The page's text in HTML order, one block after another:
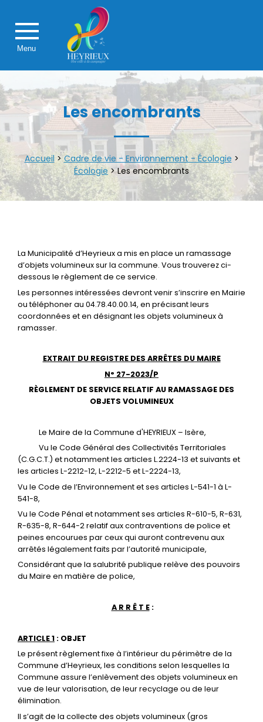
Menu
Les encombrants
Accueil >Cadre de vie - Environnement - Écologie >
Écologie >Les encombrants
La Municipalité d’Heyrieux a mis en place un ramassage
d’objets volumineux sur la commune. Vous trouverez ci-
dessous le règlement de ce service.
Les personnes intéressées devront venir s’inscrire en Mairie
ou téléphoner au 04.78.40.00.14, en précisant leurs
coordonnées et en désignant les objets volumineux à
ramasser.
EXTRAIT DU REGISTRE DES ARRÊTES DU MAIRE
N° 27-2023/P
RÈGLEMENT DE SERVICE RELATIF AU RAMASSAGE DES
OBJETS VOLUMINEUX
Le Maire de la Commune d'HEYRIEUX – Isère,
Vu le Code Général des Collectivités Territoriales
(C.G.C.T.) et notamment les articles L.2224-13 et suivants et
les articles L-2212-12, L-2212-5 et L-2224-13,
Vu le Code de l’Environnement et ses articles L-541-1 à L-
541-8,
Vu le Code Pénal et notamment ses articles R-610-5, R-631,
R-635-8, R-644-2 relatif aux contraventions de police et
peines encourues par ceux qui auront contrevenu aux
arrêtés légalement faits par l’autorité municipale,
Considérant que la salubrité publique relève des pouvoirs
du Maire en matière de police,
A R R Ê T E:
ARTICLE 1 : OBJET
Le présent règlement fixe à l’intérieur du périmètre de la
Commune d’Heyrieux, les conditions selon lesquelles la
Commune assure l’enlèvement des objets volumineux en
vue de leur valorisation, de leur recyclage ou de leur
élimination.
Il s’agit de la collecte des objets volumineux (gros